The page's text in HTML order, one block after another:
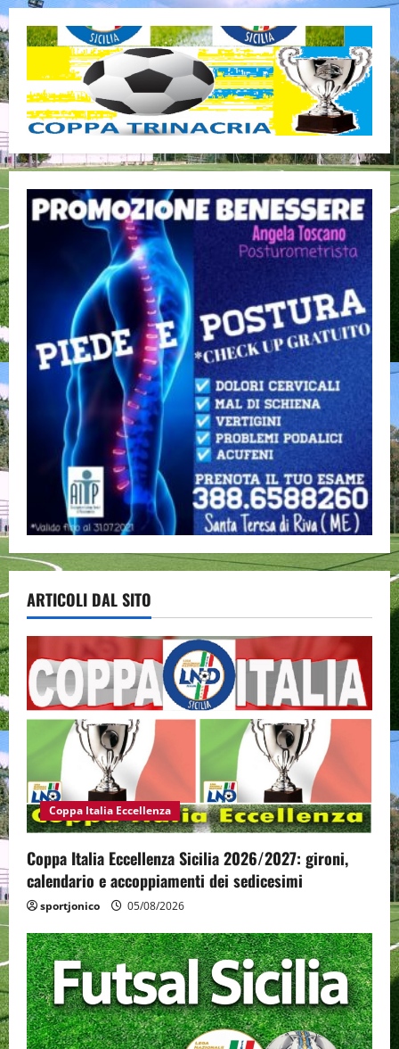
ARTICOLI DAL SITO
Coppa Italia Eccellenza
Coppa Italia Eccellenza Sicilia 2026/2027: gironi,
calendario e accoppiamenti dei sedicesimi
sportjonico 05/08/2026